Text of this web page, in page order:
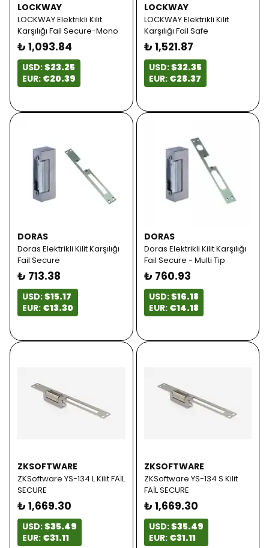
LOCKWAY
LOCKWAY Elektrikli Kilit
Karşılığı Fail Secure-Mono
₺ 1,093.84
USD:$23.25
EUR: €20.39
LOCKWAY
LOCKWAY Elektrikli Kilit
Karşılığı Fail Safe
₺ 1,521.87
USD:$32.35
EUR: €28.37
DORAS
Doras Elektrikli Kilit Karşılığı
Fail Secure
₺ 713.38
USD:$15.17
EUR: €13.30
DORAS
Doras Elektrikli Kilit Karşılığı
Fail Secure - Multi Tip
₺ 760.93
USD:$16.18
EUR: €14.18
ZKSOFTWARE
ZKSoftware YS-134 L Kilit FAİL
SECURE
₺ 1,669.30
USD:$35.49
EUR: €31.11
ZKSOFTWARE
ZKSoftware YS-134 S Kilit
FAİL SECURE
₺ 1,669.30
USD:$35.49
EUR: €31.11